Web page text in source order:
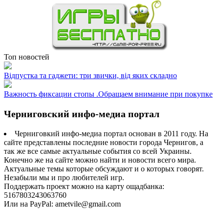
Топ новостей
Відпустка та гаджети: три звички, від яких складно
Важность фиксации стопы .Обращаем внимание при покупке
Черниговский инфо-медиа портал
Черниговкий инфо-медиа портал основан в 2011 году. На
сайте представлены последние новости города Чернигов, а
так же все самые актуальные события со всей Украины.
Конечно же на сайте можно найти и новости всего мира.
Актуальные темы которые обсуждают и о которых говорят.
Незабыли мы и про любителей игр.
Поддержать проект можно на карту ощадбанка:
5167803243063760
Или на PayPal: ametvile@gmail.com